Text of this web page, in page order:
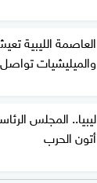
العاصمة الليبية
والميليشيات
ليبيا.. المجلس
أتون الحرب